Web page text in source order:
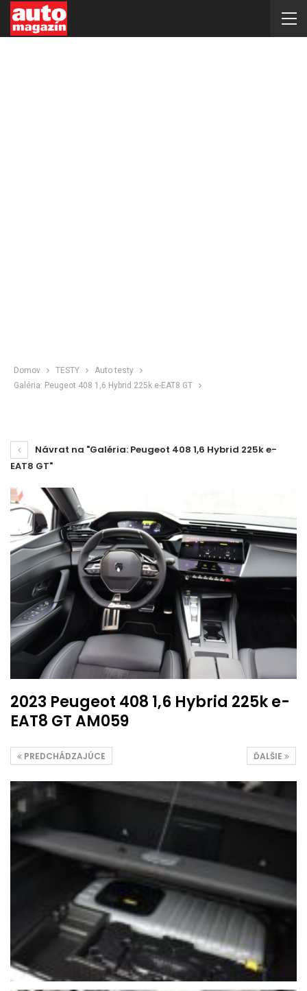
Domov TESTY
Auto testy
Galéria: Peugeot 408 1,6 Hybrid 225k e-EAT8 GT
Návrat na "Galéria: Peugeot 408 1,6 Hybrid 225k e-
EAT8 GT"
2023 Peugeot 408 1,6 Hybrid 225k e-
EAT8 GT AM059
ĎALŠIE
PREDCHÁDZAJÚCE